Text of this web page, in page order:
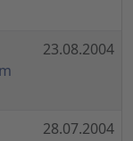
23.08.2004
28.07.2004